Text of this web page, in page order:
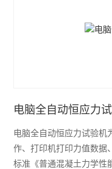
电脑全自动恒应力
电脑全自动恒应力试验机
作、打印机打印力值数据
标准《普通混凝土力学性